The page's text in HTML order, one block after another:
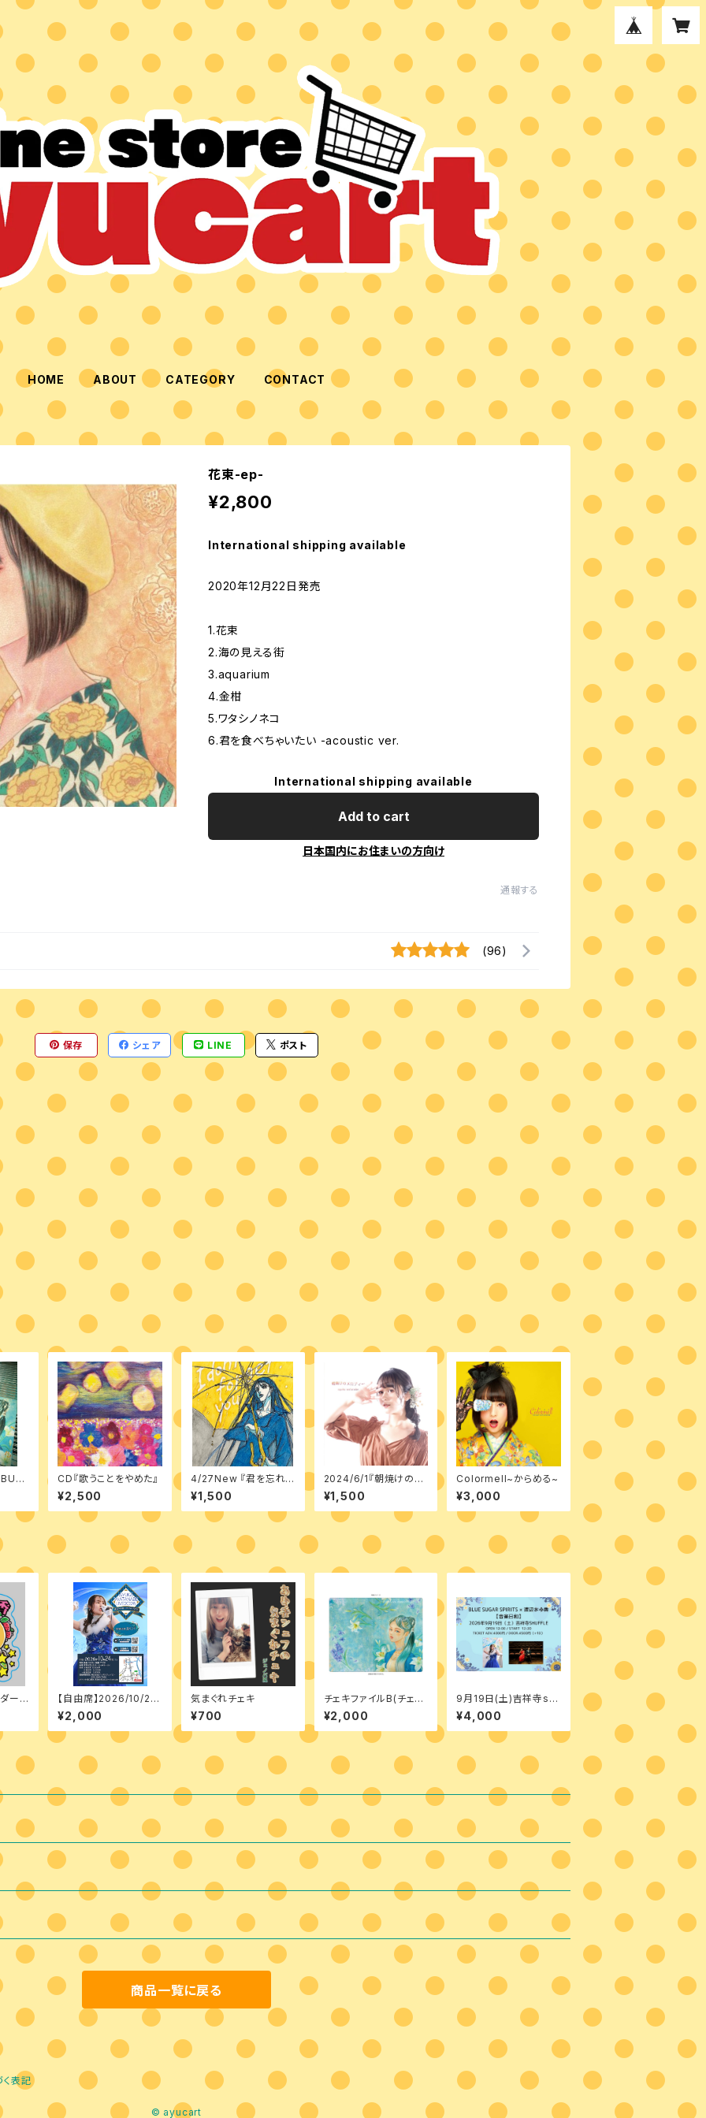
HOME ABOUT CATEGORY CONTACT
花束-ep-
¥2,800
International shipping available
2020年12月22日発売
1.花束
2.海の見える街
3.aquarium
4.金柑
5.ワタシノネコ
6.君を食べちゃいたい -acoustic ver.
International shipping available
Add to cart
日本国内にお住まいの方向け
通報する
(96)
保存 シェア LINE ポスト
CD『歌うことをやめた』
¥2,500
4/27New 『君を忘れら
れない』
¥1,500
2024/6/1『朝焼けのメ
ロディー』
¥1,500
Colormell~からめる~
¥3,000
ー2
【自由席】2026/10/24
君津市民文化ホール
¥2,000
気まぐれチェキ
¥700
チェキファイルB(チェキ
1枚付き)
¥2,000
9月19日(土)吉祥寺sh
uffle
¥4,000
商品一覧に戻る
表記
© ayucart